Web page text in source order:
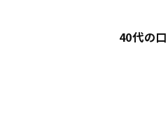
ても良い」「治安が良い」と
40代の